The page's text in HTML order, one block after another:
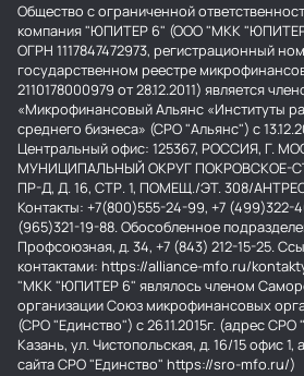
Общество с ограниченной
компания "ЮПИТЕР 6" (ООО "МКК
ОГРН 1117847472973, регистрационный
государственном реестре
2110178000979 от 28.12.2011) является
«Микрофинансовый Альянс «Институты
среднего бизнеса» (СРО "Альянс") с
Центральный офис: 125367, РОССИЯ, Г.
МУНИЦИПАЛЬНЫЙ ОКРУГ ПОКРОВСКОЕ-
ПР-Д, Д. 16, СТР. 1, ПОМЕЩ./ЭТ. 308/
Контакты: +7(800)555-24-99, +7 (499)322-
(965)321-19-88. Обособленное
Профсоюзная, д. 34, +7 (843) 212-15-25.
контактами: https://alliance-mfo.ru/
"МКК "ЮПИТЕР 6" являлось членом
организации Союз микрофинансовых
(СРО "Единство") с 26.11.2015г. (адрес
Казань, ул. Чистопольская, д. 16/15 офис
сайта СРО "Единство" https://sro-mfo.ru/)